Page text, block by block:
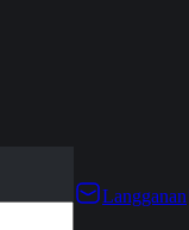
Langganan